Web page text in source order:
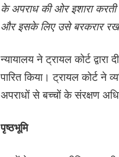
के अपराध की ओर इशारा करती
और इसके लिए उसे बरकरार
न्यायालय ने ट्रायल कोर्ट
पारित किया। ट्रायल कोर्ट
अपराधों से बच्चों के संरक्षण
पृष्ठभूमि